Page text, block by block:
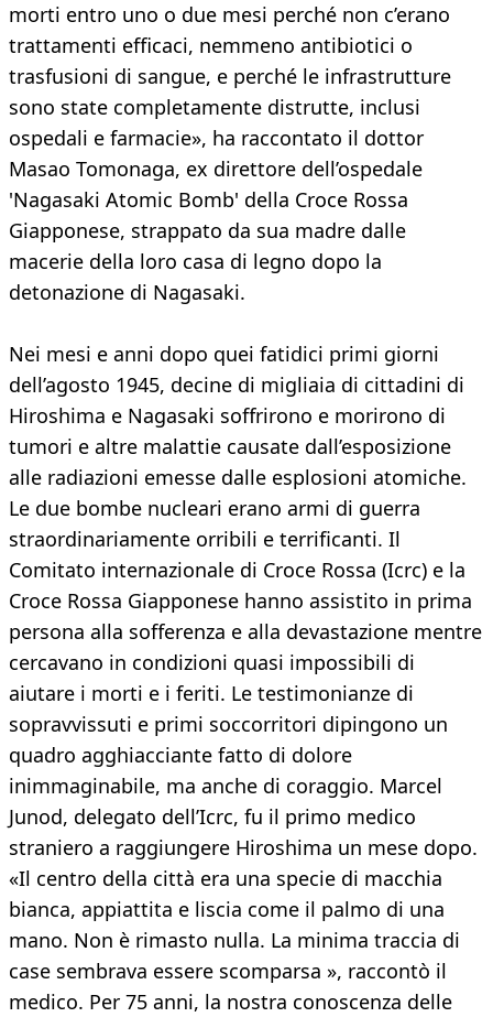
morti entro uno o due mesi perché non c’erano
trattamenti efficaci, nemmeno antibiotici o
trasfusioni di sangue, e perché le infrastrutture
sono state completamente distrutte, inclusi
ospedali e farmacie», ha raccontato il dottor
Masao Tomonaga, ex direttore dell’ospedale
'Nagasaki Atomic Bomb' della Croce Rossa
Giapponese, strappato da sua madre dalle
macerie della loro casa di legno dopo la
detonazione di Nagasaki.
Nei mesi e anni dopo quei fatidici primi giorni
dell’agosto 1945, decine di migliaia di cittadini di
Hiroshima e Nagasaki soffrirono e morirono di
tumori e altre malattie causate dall’esposizione
alle radiazioni emesse dalle esplosioni atomiche.
Le due bombe nucleari erano armi di guerra
straordinariamente orribili e terrificanti. Il
Comitato internazionale di Croce Rossa (Icrc) e la
Croce Rossa Giapponese hanno assistito in prima
persona alla sofferenza e alla devastazione mentre
cercavano in condizioni quasi impossibili di
aiutare i morti e i feriti. Le testimonianze di
sopravvissuti e primi soccorritori dipingono un
quadro agghiacciante fatto di dolore
inimmaginabile, ma anche di coraggio. Marcel
Junod, delegato dell’Icrc, fu il primo medico
straniero a raggiungere Hiroshima un mese dopo.
«Il centro della città era una specie di macchia
bianca, appiattita e liscia come il palmo di una
mano. Non è rimasto nulla. La minima traccia di
case sembrava essere scomparsa », raccontò il
medico. Per 75 anni, la nostra conoscenza delle